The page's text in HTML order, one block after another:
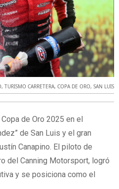
, TURISMO CARRETERA, COPA DE ORO, SAN LUIS
de Oro 2025 en el
de San Luis y el gran
Canapino. El piloto de
del Canning Motorsport, logró
y se posiciona como el